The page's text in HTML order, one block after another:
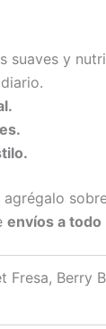
suaves y
envíos a todo
Fresa, Berry